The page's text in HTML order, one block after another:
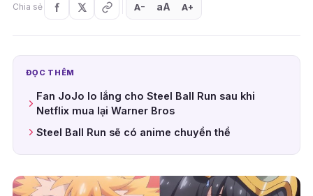
Chia sẻ
A− aA A+
ĐỌC THÊM
Fan JoJo lo lắng cho Steel Ball Run sau khi
Netflix mua lại Warner Bros
Steel Ball Run sẽ có anime chuyển thể